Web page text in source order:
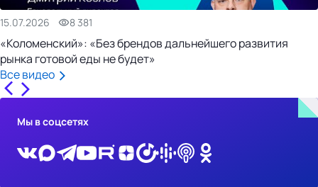
15.07.2026 8 381
«Коломенский»: «Без брендов дальнейшего развития
рынка готовой еды не будет»
Все видео
Мы в соцсетях